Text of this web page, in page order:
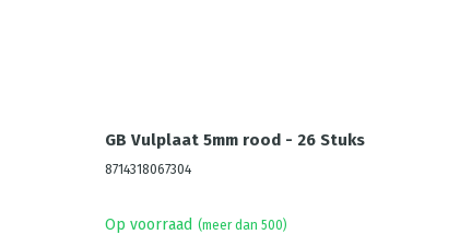
GB Vulplaat 5mm rood - 26 Stuks
8714318067304
Op voorraad (meer dan 500)